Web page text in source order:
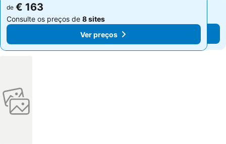
de € 163
Consulte os preços de 8 sites
Ver preços
de € 163
Consulte os preços de 8 sites
Ver preços